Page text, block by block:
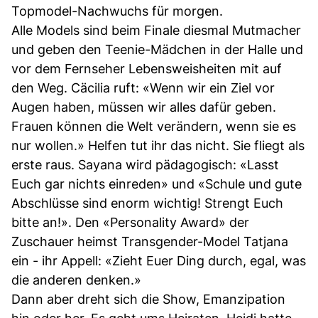
Topmodel-Nachwuchs für morgen.
Alle Models sind beim Finale diesmal Mutmacher
und geben den Teenie-Mädchen in der Halle und
vor dem Fernseher Lebensweisheiten mit auf
den Weg. Cäcilia ruft: «Wenn wir ein Ziel vor
Augen haben, müssen wir alles dafür geben.
Frauen können die Welt verändern, wenn sie es
nur wollen.» Helfen tut ihr das nicht. Sie fliegt als
erste raus. Sayana wird pädagogisch: «Lasst
Euch gar nichts einreden» und «Schule und gute
Abschlüsse sind enorm wichtig! Strengt Euch
bitte an!». Den «Personality Award» der
Zuschauer heimst Transgender-Model Tatjana
ein - ihr Appell: «Zieht Euer Ding durch, egal, was
die anderen denken.»
Dann aber dreht sich die Show, Emanzipation